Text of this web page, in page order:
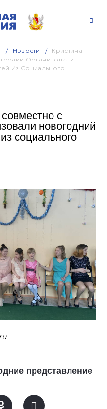
Новости
Кристина
Организовали
Из Социального
с
новогодний
социального
представление